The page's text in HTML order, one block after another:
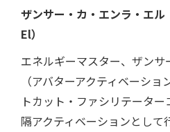
ザンサー・カ・エンラ・エ
El）
エネルギーマスター、ザン
（アバターアクティベーシ
トカット・ファシリテータ
隔アクティベーションとして